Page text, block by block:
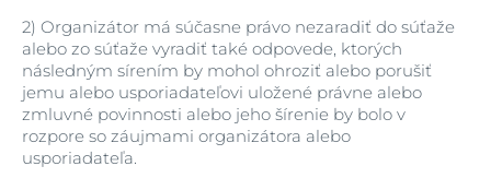
2) Organizátor má súčasne právo nezaradiť do súťaže
alebo zo súťaže vyradiť také odpovede, ktorých
následným sírením by mohol ohroziť alebo porušiť
jemu alebo usporiadateľovi uložené právne alebo
zmluvné povinnosti alebo jeho šírenie by bolo v
rozpore so záujmami organizátora alebo
usporiadateľa.